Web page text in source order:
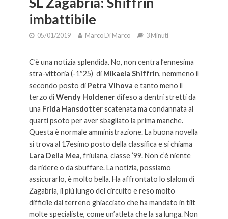
imbattibile
05/01/2019 Marco Di Marco 3 Minuti
C’è una notizia splendida. No, non centra l’ennesima
stra-vittoria (-1″25) di Mikaela Shiffrin, nemmeno il
secondo posto di Petra Vlhova e tanto meno il
terzo diWendy Holdenerdifeso a dentri stretti da
una Frida Hansdotterscatenata ma condannata al
quarti psoto per aver sbagliato la prima manche.
Questa è normale amministrazione. La buona novella
si trova al 17esimo posto della classifica e si chiama
Lara Della Mea, friulana, classe ’99. Non c’è niente
da ridere o da sbuffare. La notizia, possiamo
assicurarlo, è molto bella. Ha affrontato lo slalom di
Zagabria, il più lungo del circuito e reso molto
difficile dal terreno ghiacciato che ha mandato in tilt
molte specialiste, come un’atleta che la sa lunga. Non